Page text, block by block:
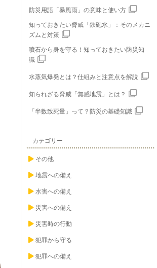
防災用語「暴風雨」の意味と使い方
知っておきたい脅威「鉄砲水」：そのメカニ
ズムと対策
噴石から身を守る！知っておきたい防災知
識
水蒸気爆発とは？仕組みと注意点を解説
知られざる脅威「無感地震」とは？
「半数致死量」って？防災の基礎知識
カテゴリー
その他
地震への備え
水害への備え
災害への備え
災害時の行動
犯罪から守る
犯罪への備え